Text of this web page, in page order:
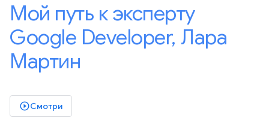
Мой путь к эксперту
Google Developer, Лара
Мартин
play_circle_outlinedСмотри